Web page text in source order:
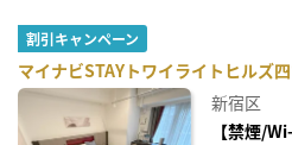
割引キャンペーン
マイナビSTAYトワイライトヒルズ
新宿区
【禁煙/